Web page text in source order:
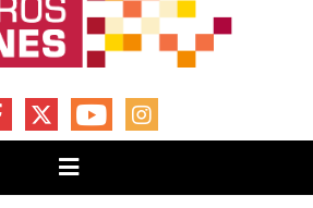
FACEBOOKYOUTUBEINSTAGRAM